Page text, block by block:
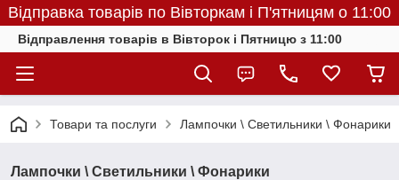
Відправка товарів по Вівторкам і П'ятницям о 11:00
Відправлення товарів в Вівторок і Пятницю з 11:00
Товари та послуги Лампочки \ Светильники \ Фонарики
Лампочки \ Светильники \ Фонарики